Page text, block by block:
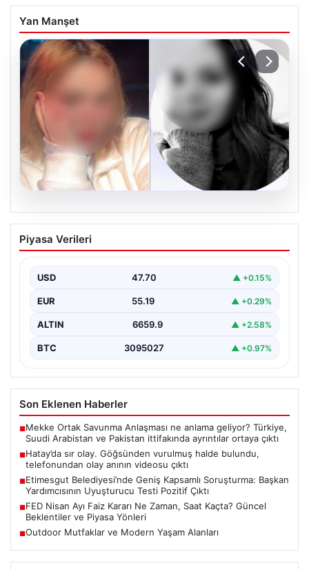
Yan Manşet
06.08.2026
Hatay’da sır olay. Göğsünden vurulmuş
halde bulundu, telefonundan olay anının
{"title": "Hatay’da Gizemli Olay: Göğsünden Yaralanan
Piyasa Verileri
USD 47.70 ▲ +0.15%
EUR 55.19 ▲ +0.29%
ALTIN 6659.9 ▲ +2.58%
BTC 3095027 ▲ +0.97%
Son Eklenen Haberler
■Mekke Ortak Savunma Anlaşması ne anlama geliyor? Türkiye,
Suudi Arabistan ve Pakistan ittifakında ayrıntılar ortaya çıktı
■Hatay’da sır olay. Göğsünden vurulmuş halde bulundu,
telefonundan olay anının videosu çıktı
■Etimesgut Belediyesi’nde Geniş Kapsamlı Soruşturma: Başkan
Yardımcısının Uyuşturucu Testi Pozitif Çıktı
■FED Nisan Ayı Faiz Kararı Ne Zaman, Saat Kaçta? Güncel
Beklentiler ve Piyasa Yönleri
■Outdoor Mutfaklar ve Modern Yaşam Alanları